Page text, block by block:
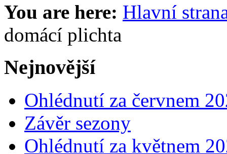
You are here: Hlavní
domácí plichta
Nejnovější
Ohlédnutí za červnem
Závěr sezony
Ohlédnutí za květnem